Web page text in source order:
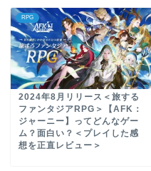
RPG
2024年8月リリース＜旅する
ファンタジアRPG＞【AFK：
ジャーニー】ってどんなゲー
ム？面白い？＜プレイした感
想を正直レビュー＞